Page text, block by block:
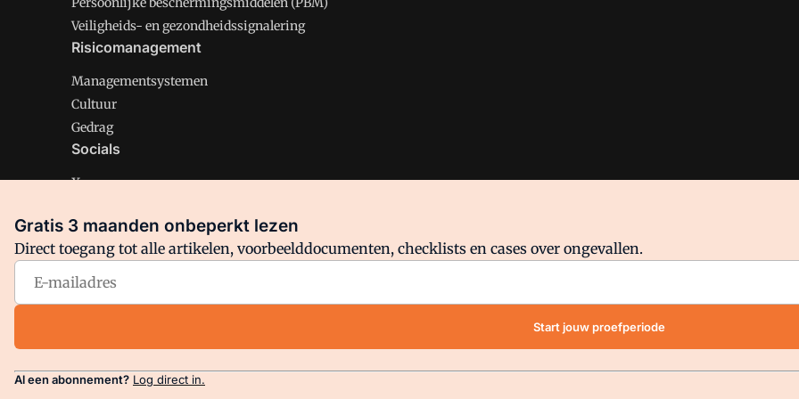
Veiligheids- en gezondheidssignalering
Risicomanagement
Managementsystemen
Cultuur
Gedrag
Socials
X
Facebook
Arbo is onderdeel van VMN media. Lees inons manifestwaar VMN media voor staat. Op gebruik van deze site zijn de
Gratis 3 maanden onbeperkt lezen
Direct toegang tot alle artikelen, voorbeelddocumenten, checklists en cases over ongevallen.
Start jouw proefperiode
Al een abonnement? Log direct in.